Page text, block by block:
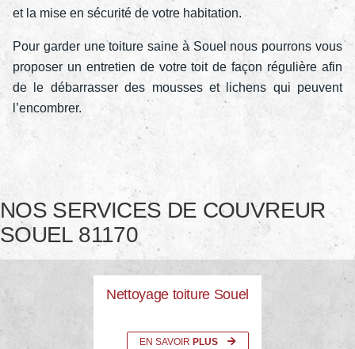
et la mise en sécurité de votre habitation.
Pour garder une toiture saine à Souel nous pourrons vous
proposer un entretien de votre toit de façon régulière afin
de le débarrasser des mousses et lichens qui peuvent
l’encombrer.
NOS SERVICES DE COUVREUR
SOUEL 81170
Nettoyage toiture Souel
EN SAVOIR PLUS